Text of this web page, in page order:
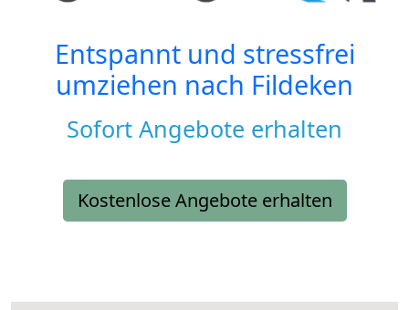
Entspannt und stressfrei
umziehen nach Fildeken
Sofort Angebote erhalten
Kostenlose Angebote erhalten